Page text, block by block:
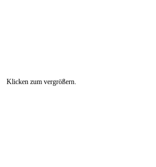
Klicken zum vergrößern.